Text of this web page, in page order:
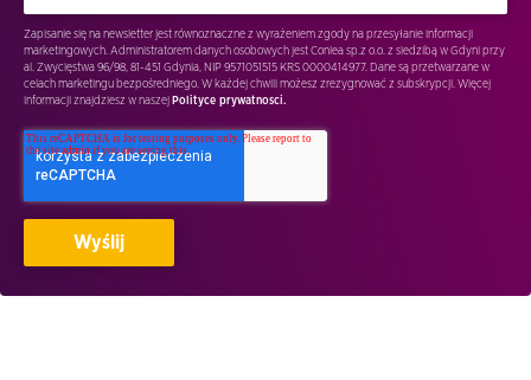
Zapisanie się na newsletter jest równoznaczne z wyrażeniem zgody na przesyłanie informacji
marketingowych. Administratorem danych osobowych jest Conlea sp.z o.o. z siedzibą w Gdyni przy
al. Zwycięstwa 96/98, 81-451 Gdynia, NIP 9571051515 KRS 0000414977. Dane są przetwarzane w
celach marketingu bezpośredniego. W każdej chwili możesz zrezygnować z subskrypcji. Więcej
informacji znajdziesz w naszej Polityce prywatnosci.